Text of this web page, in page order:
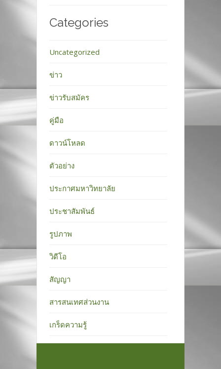
Categories
Uncategorized
ข่าว
ข่าวรับสมัคร
คู่มือ
ดาวน์โหลด
ตัวอย่าง
ประกาศมหาวิทยาลัย
ประชาสัมพันธ์
รูปภาพ
วิดีโอ
สัญญา
สารสนเทศส่วนงาน
เกร็ดความรู้